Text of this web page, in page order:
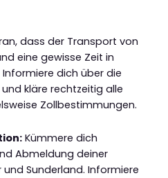
dass der Transport von
eine gewisse Zeit in
dich über die
kläre rechtzeitig alle
Zollbestimmungen.
Kümmere dich
Abmeldung deiner
Sunderland. Informiere